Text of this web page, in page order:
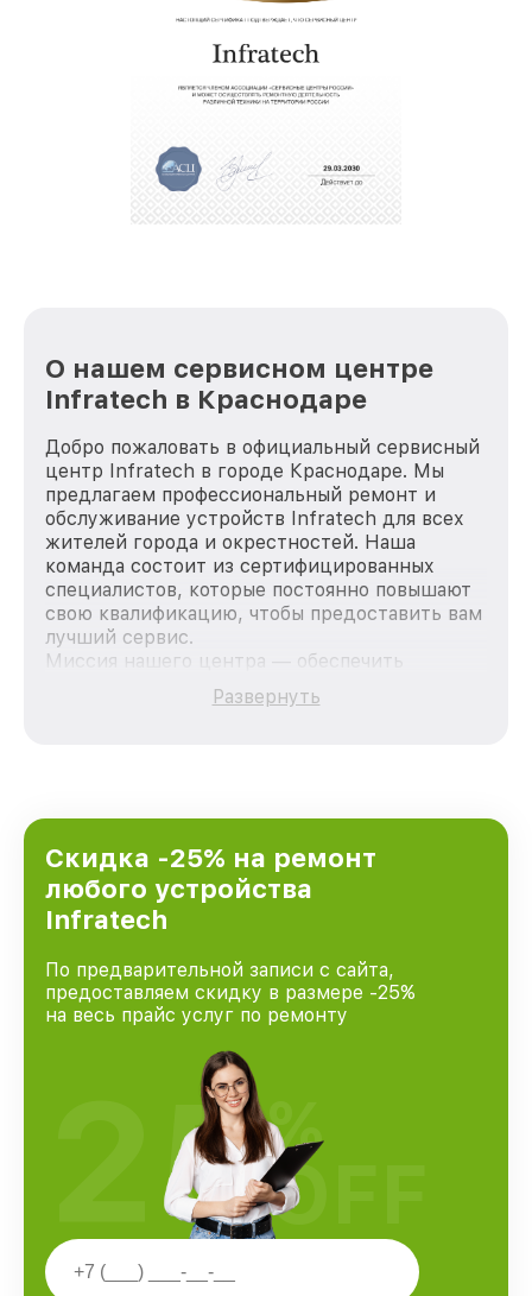
О нашем сервисном центре
Infratech в Краснодаре
Добро пожаловать в официальный сервисный
центр Infratech в городе Краснодаре. Мы
предлагаем профессиональный ремонт и
обслуживание устройств Infratech для всех
жителей города и окрестностей. Наша
команда состоит из сертифицированных
специалистов, которые постоянно повышают
свою квалификацию, чтобы предоставить вам
лучший сервис.
Миссия нашего центра — обеспечить
качественный и доступный ремонт для
каждого пользователя продукции Infratech,
городе Краснодаре, постоянно повышая
уровень доверия и лояльности наших
клиентов.
Развернуть
Скидка -25% на ремонт
любого устройства
Infratech
По предварительной записи с сайта,
предоставляем скидку в размере -25%
на весь прайс услуг по ремонту
25%
OFF